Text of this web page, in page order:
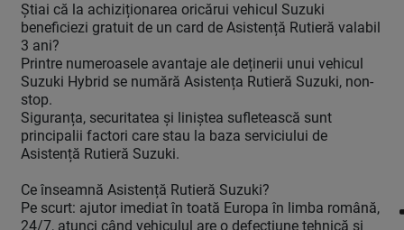
Știai că la achiziționarea oricărui vehicul Suzuki
beneficiezi gratuit de un card de Asistență Rutieră valabil
3 ani?
Printre numeroasele avantaje ale deținerii unui vehicul
Suzuki Hybrid se numără Asistența Rutieră Suzuki, non-
stop.
Siguranța, securitatea și liniștea sufletească sunt
principalii factori care stau la baza serviciului de
Asistență Rutieră Suzuki.
Ce înseamnă Asistență Rutieră Suzuki?
Pe scurt: ajutor imediat în toată Europa în limba română,
24/7, atunci când vehiculul are o defecțiune tehnică și